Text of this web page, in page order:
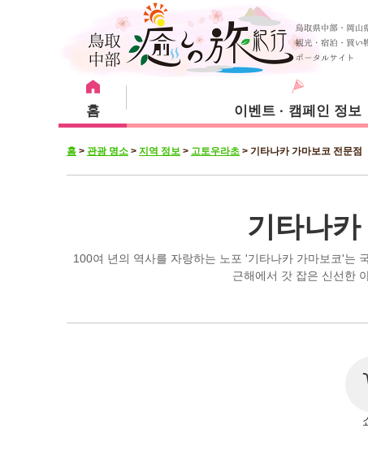
홈 이벤트 · 캠페인 정보
강추 메뉴
관광 명소
쿠라요시시
홈 > 관광 명소 > 지역 정보 > 고토우라초 > 기타나카 가마보코 전문점
기타나
100여 년의 역사를 자랑하는 노포 '기타나카 가마보코'는
근해에서 갓 잡은 신선한